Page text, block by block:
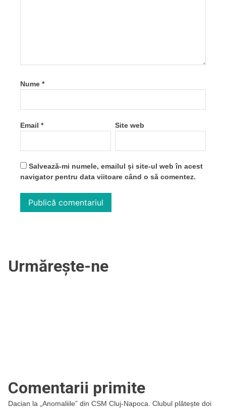
Nume *
Email * Site web
Salvează-mi numele, emailul și site-ul web în acest
navigator pentru data viitoare când o să comentez.
Urmărește-ne
Comentarii primite
Dacian la
„Anomaliile” din CSM Cluj-Napoca. Clubul plătește doi